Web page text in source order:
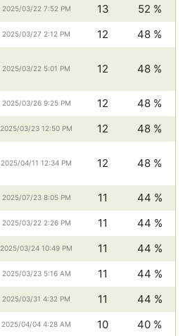
2025/03/22 7:52 PM 13
52 %
2025/03/27 2:12 PM 12 48 %
2025/03/22 5:01 PM 12 48 %
2025/03/26 9:25 PM 12
48 %
2025/03/23 12:50 PM 12 48 %
2025/04/11 12:34 PM 12 48 %
2025/07/23 8:05 PM 11
44 %
2025/03/22 2:26 PM 11
44 %
2025/03/24 10:49 PM 11
44 %
2025/03/23 5:16 AM 11
44 %
2025/03/31 4:32 PM 11
44 %
2025/04/04 4:28 AM 10 40 %